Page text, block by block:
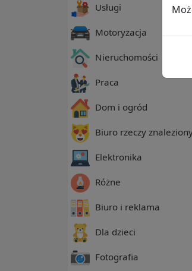
Usługi
Motoryzacja
Nieruchomości
Praca
Dom i ogród
Biuro rzeczy
Elektronika
Różne
Biuro i reklama
Dla dzieci
Fotografia